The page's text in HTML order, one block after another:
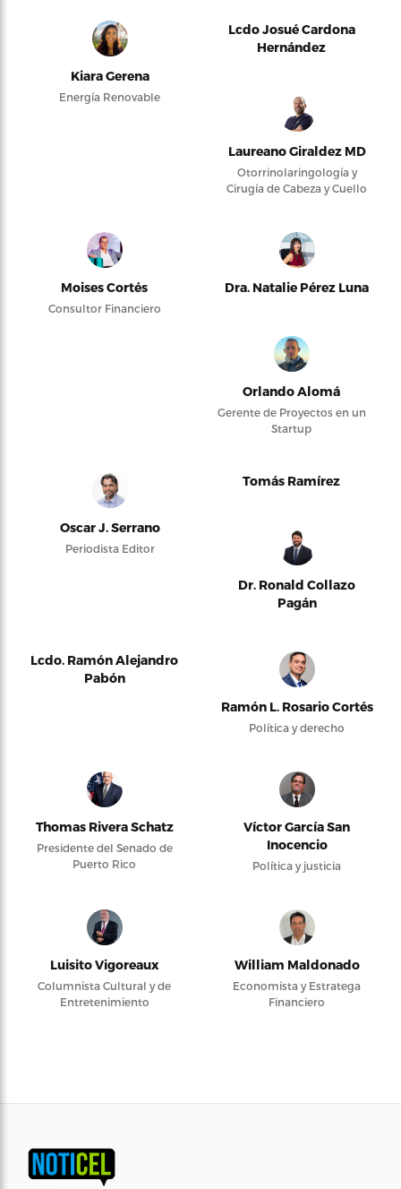
Kiara Gerena
Energía Renovable
Lcdo Josué Cardona
Hernández
Laureano Giraldez MD
Otorrinolaringología y
Cirugía de Cabeza y Cuello
Moises Cortés
Consultor Financiero
Dra. Natalie Pérez Luna
Orlando Alomá
Gerente de Proyectos en un
Startup
Oscar J. Serrano
Periodista Editor
Tomás Ramírez
Dr. Ronald Collazo
Pagán
Lcdo. Ramón Alejandro
Pabón
Ramón L. Rosario Cortés
Política y derecho
Thomas Rivera Schatz
Presidente del Senado de
Puerto Rico
Víctor García San
Inocencio
Política y justicia
Luisito Vigoreaux
Columnista Cultural y de
Entretenimiento
William Maldonado
Economista y Estratega
Financiero